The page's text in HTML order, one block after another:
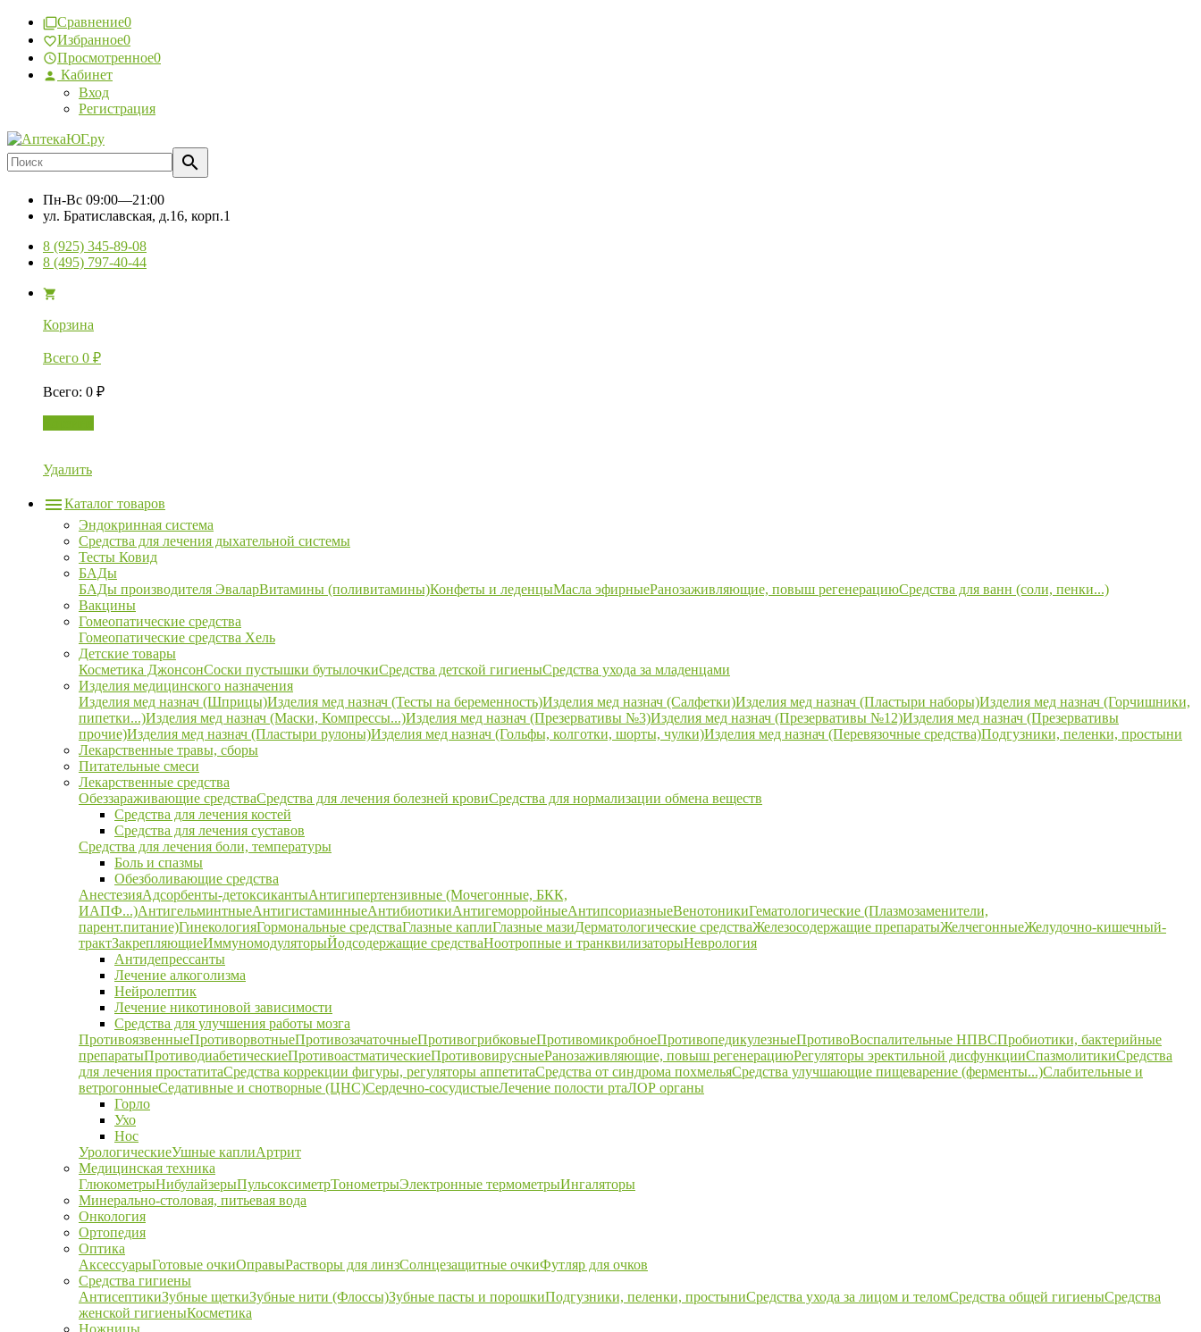
Сравнение0
Избранное0
Просмотренное0
Кабинет
Вход
Регистрация
Пн-Вс 09:00—21:00
ул. Братиславская, д.16, корп.1
8 (925) 345-89-08
8 (495) 797-40-44
Корзина
Всего 0 ₽
Всего: 0 ₽
Удалить
Каталог товаров
Эндокринная система
Средства для лечения дыхательной системы
Тесты Ковид
БАДы
БАДы производителя ЭваларВитамины (поливитамины)Конфеты и леденцыМасла эфирныеРанозаживляющие, повыш регенерациюСредства для ванн (соли, пенки...)
Вакцины
Гомеопатические средства
Гомеопатические средства Хель
Детские товары
Косметика ДжонсонСоски пустышки бутылочкиСредства детской гигиеныСредства ухода за младенцами
Изделия медицинского назначения
Изделия мед назнач (Шприцы)Изделия мед назнач (Тесты на беременность)Изделия мед назнач (Салфетки)Изделия мед назнач (Пластыри наборы)Изделия мед назнач (Горчишники,
пипетки...)Изделия мед назнач (Маски, Компрессы...)Изделия мед назнач (Презервативы №3)Изделия мед назнач (Презервативы №12)Изделия мед назнач (Презервативы
прочие)Изделия мед назнач (Пластыри рулоны)Изделия мед назнач (Гольфы, колготки, шорты, чулки)Изделия мед назнач (Перевязочные средства)Подгузники, пеленки, простыни
Лекарственные травы, сборы
Питательные смеси
Лекарственные средства
Обеззараживающие средстваСредства для лечения болезней кровиСредства для нормализации обмена веществ
Средства для лечения костей
Средства для лечения суставов
Средства для лечения боли, температуры
Боль и спазмы
Обезболивающие средства
АнестезияАдсорбенты-детоксикантыАнтигипертензивные (Мочегонные, БКК,
ИАПФ...)АнтигельминтныеАнтигистаминныеАнтибиотикиАнтигеморройныеАнтипсориазныеВенотоникиГематологические (Плазмозаменители,
парент.питание)ГинекологияГормональные средстваГлазные каплиГлазные мазиДерматологические средстваЖелезосодержащие препаратыЖелчегонныеЖелудочно-кишечный-
трактЗакрепляющиеИммуномодуляторыЙодсодержащие средстваНоотропные и транквилизаторыНеврология
Антидепрессанты
Лечение алкоголизма
Нейролептик
Лечение никотиновой зависимости
Средства для улучшения работы мозга
ПротивоязвенныеПротиворвотныеПротивозачаточныеПротивогрибковыеПротивомикробноеПротивопедикулезныеПротивоВоспалительные НПВСПробиотики, бактерийные
препаратыПротиводиабетическиеПротивоастматическиеПротивовирусныеРанозаживляющие, повыш регенерациюРегуляторы эректильной дисфункцииСпазмолитикиСредства
для лечения простатитаСредства коррекции фигуры, регуляторы аппетитаСредства от синдрома похмельяСредства улучшающие пищеварение (ферменты...)Слабительные и
ветрогонныеСедативные и снотворные (ЦНС)Сердечно-сосудистыеЛечение полости ртаЛОР органы
Горло
Ухо
Нос
УрологическиеУшные каплиАртрит
Медицинская техника
ГлюкометрыНибулайзерыПульсоксиметрТонометрыЭлектронные термометрыИнгаляторы
Минерально-столовая, питьевая вода
Онкология
Ортопедия
Оптика
АксессуарыГотовые очкиОправыРастворы для линзСолнцезащитные очкиФутляр для очков
Средства гигиены
АнтисептикиЗубные щеткиЗубные нити (Флоссы)Зубные пасты и порошкиПодгузники, пеленки, простыниСредства ухода за лицом и теломСредства общей гигиеныСредства
женской гигиеныКосметика